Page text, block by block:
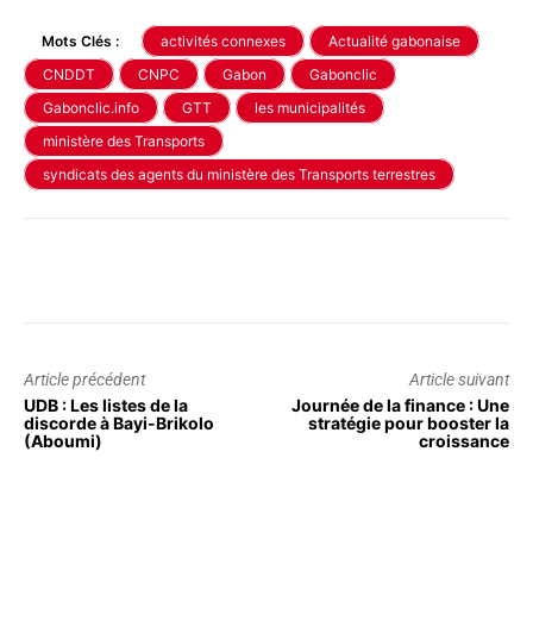
Mots Clés : activités connexes
Actualité gabonaise
CNDDT
CNPC Gabon
Gabonclic
Gabonclic.info
GTT
les municipalités
ministère des Transports
syndicats des agents du ministère des Transports terrestres
Article précédent
UDB : Les listes de la
discorde à Bayi-Brikolo
(Aboumi)
Article suivant
Journée de la finance : Une
stratégie pour booster la
croissance